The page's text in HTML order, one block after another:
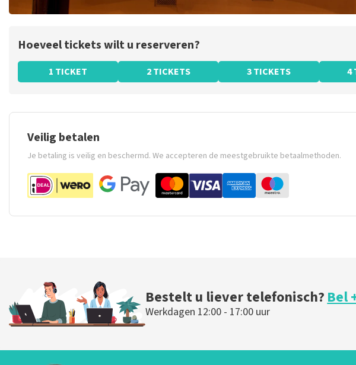
Hoeveel tickets wilt u reserveren?
1 TICKET 2 TICKETS 3 TICKETS 4
Veilig betalen
Je betaling is veilig en beschermd. We accepteren de meestgebruikte betaalmethoden.
Bestelt u liever telefonisch?Bel
Werkdagen 12:00 - 17:00 uur